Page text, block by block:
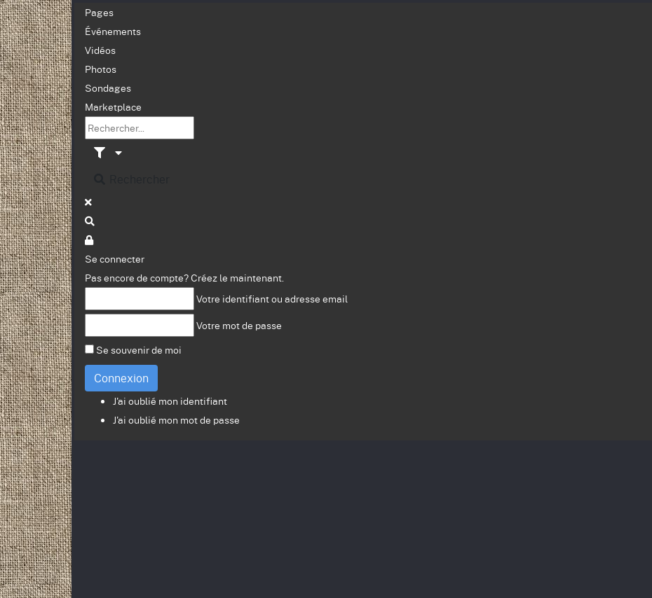
Pages
Événements
Vidéos
Photos
Sondages
Marketplace
Se connecter
Pas encore de compte? Créez le maintenant.
Votre identifiant ou adresse email
Votre mot de passe
Se souvenir de moi
Connexion
J'ai oublié mon identifiant
J'ai oublié mon mot de passe